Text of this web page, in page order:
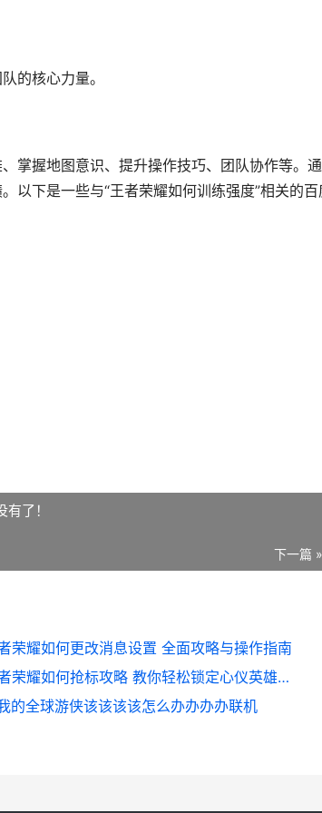
的核心力量。
掌握地图意识、提升操作技巧、团队协作等。
以下是一些与“王者荣耀如何训练强度”相关的百
有了！
下一篇 »
荣耀如何更改消息设置 全面攻略与操作指南
王者荣耀如何抢标攻略 教你轻松锁定心仪英雄皮肤
的全球游侠该该该该怎么办办办办联机